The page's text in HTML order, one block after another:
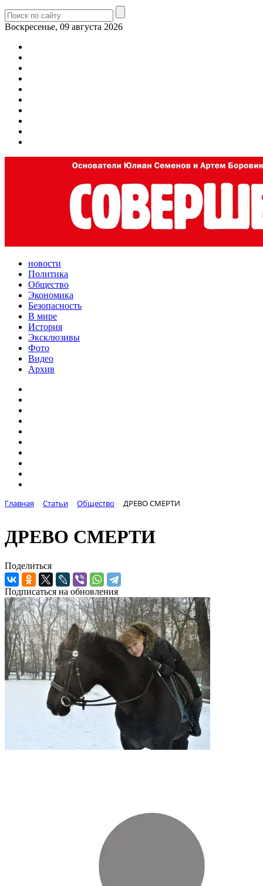
Воскресенье, 09 августа 2026
новости
Политика
Общество
Экономика
Безопасность
В мире
История
Эксклюзивы
Фото
Видео
Архив
Главная Статьи Общество ДРЕВО СМЕРТИ
ДРЕВО СМЕРТИ
Поделиться
Подписаться на обновления